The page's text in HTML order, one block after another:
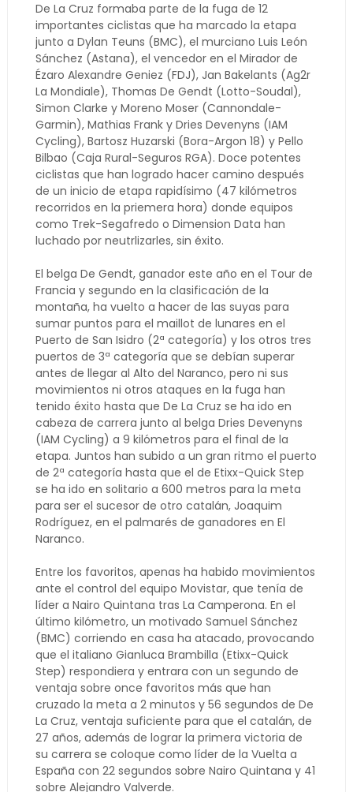
De La Cruz formaba parte de la fuga de 12
importantes ciclistas que ha marcado la etapa
junto a Dylan Teuns (BMC), el murciano Luis León
Sánchez (Astana), el vencedor en el Mirador de
Ézaro Alexandre Geniez (FDJ), Jan Bakelants (Ag2r
La Mondiale), Thomas De Gendt (Lotto-Soudal),
Simon Clarke y Moreno Moser (Cannondale-
Garmin), Mathias Frank y Dries Devenyns (IAM
Cycling), Bartosz Huzarski (Bora-Argon 18) y Pello
Bilbao (Caja Rural-Seguros RGA). Doce potentes
ciclistas que han logrado hacer camino después
de un inicio de etapa rapidísimo (47 kilómetros
recorridos en la priemera hora) donde equipos
como Trek-Segafredo o Dimension Data han
luchado por neutrlizarles, sin éxito.
El belga De Gendt, ganador este año en el Tour de
Francia y segundo en la clasificación de la
montaña, ha vuelto a hacer de las suyas para
sumar puntos para el maillot de lunares en el
Puerto de San Isidro (2ª categoría) y los otros tres
puertos de 3ª categoría que se debían superar
antes de llegar al Alto del Naranco, pero ni sus
movimientos ni otros ataques en la fuga han
tenido éxito hasta que De La Cruz se ha ido en
cabeza de carrera junto al belga Dries Devenyns
(IAM Cycling) a 9 kilómetros para el final de la
etapa. Juntos han subido a un gran ritmo el puerto
de 2ª categoría hasta que el de Etixx-Quick Step
se ha ido en solitario a 600 metros para la meta
para ser el sucesor de otro catalán, Joaquim
Rodríguez, en el palmarés de ganadores en El
Naranco.
Entre los favoritos, apenas ha habido movimientos
ante el control del equipo Movistar, que tenía de
líder a Nairo Quintana tras La Camperona. En el
último kilómetro, un motivado Samuel Sánchez
(BMC) corriendo en casa ha atacado, provocando
que el italiano Gianluca Brambilla (Etixx-Quick
Step) respondiera y entrara con un segundo de
ventaja sobre once favoritos más que han
cruzado la meta a 2 minutos y 56 segundos de De
La Cruz, ventaja suficiente para que el catalán, de
27 años, además de lograr la primera victoria de
su carrera se coloque como líder de la Vuelta a
España con 22 segundos sobre Nairo Quintana y 41
sobre Alejandro Valverde.